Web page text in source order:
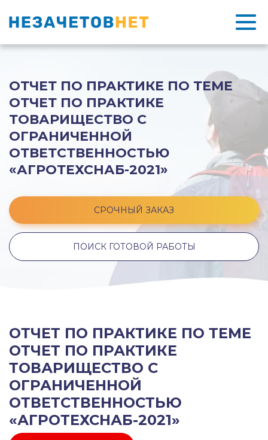
ОТЧЕТ ПО ПРАКТИКЕ ПО ТЕМЕ
ОТЧЕТ ПО ПРАКТИКЕ
ТОВАРИЩЕСТВО С
ОГРАНИЧЕННОЙ
ОТВЕТСТВЕННОСТЬЮ
«АГРОТЕХСНАБ-2021»
СРОЧНЫЙ ЗАКАЗ
ПОИСК ГОТОВОЙ РАБОТЫ
ОТЧЕТ ПО ПРАКТИКЕ ПО ТЕМЕ
ОТЧЕТ ПО ПРАКТИКЕ
ТОВАРИЩЕСТВО С
ОГРАНИЧЕННОЙ
ОТВЕТСТВЕННОСТЬЮ
«АГРОТЕХСНАБ-2021»